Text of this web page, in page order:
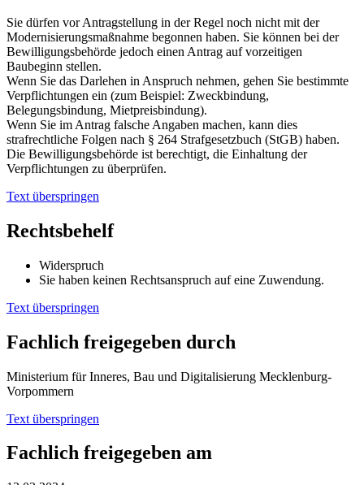
Sie dürfen vor Antragstellung in der Regel noch nicht mit der
Modernisierungsmaßnahme begonnen haben. Sie können bei der
Bewilligungsbehörde jedoch einen Antrag auf vorzeitigen
Baubeginn stellen.
Wenn Sie das Darlehen in Anspruch nehmen, gehen Sie bestimmte
Verpflichtungen ein (zum Beispiel: Zweckbindung,
Belegungsbindung, Mietpreisbindung).
Wenn Sie im Antrag falsche Angaben machen, kann dies
strafrechtliche Folgen nach § 264 Strafgesetzbuch (StGB) haben.
Die Bewilligungsbehörde ist berechtigt, die Einhaltung der
Verpflichtungen zu überprüfen.
Text überspringen
Rechtsbehelf
Widerspruch
Sie haben keinen Rechtsanspruch auf eine Zuwendung.
Text überspringen
Fachlich freigegeben durch
Ministerium für Inneres, Bau und Digitalisierung Mecklenburg-
Vorpommern
Text überspringen
Fachlich freigegeben am